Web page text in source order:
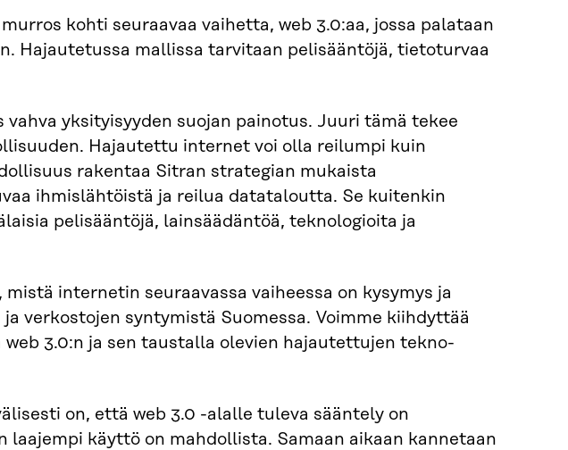
kohti seuraavaa vaihetta, web 3.0:aa, jossa pala­taan
Hajautetussa mallissa tarvitaan pelisääntöjä, tietoturvaa
yksityisyyden suojan painotus. Juuri tämä tekee
Hajautettu internet voi olla reilumpi kuin
rakentaa Sitran strategian mukaista
ihmislähtöistä ja reilua datataloutta. Se kuitenkin
pelisääntöjä, lainsäädäntöä, teknologioita ja
internetin seuraavassa vaiheessa on kysymys ja
verkostojen syntymistä Suomessa. Voimme kiihdyt­tää
3.0:n ja sen taustalla olevien hajautettujen tekno­
on, että web 3.0 -alalle tuleva sääntely on
käyttö on mahdollista. Samaan aikaan kanne­taan